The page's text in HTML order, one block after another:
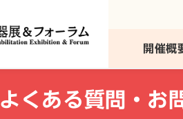
開催概
よくある質問・お